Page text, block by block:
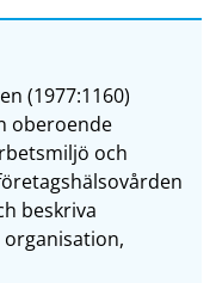
(1977:1160)
oberoende
och
beskriva